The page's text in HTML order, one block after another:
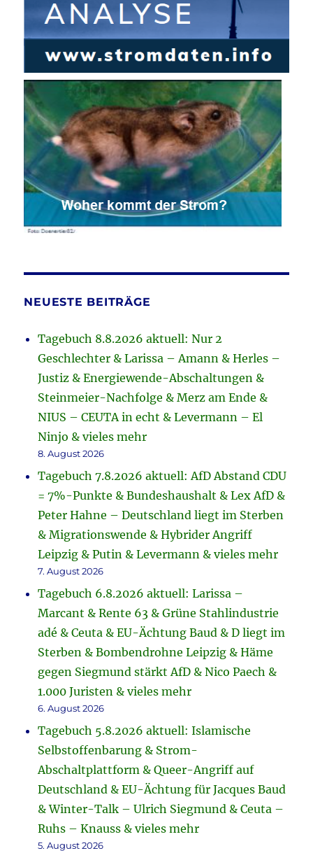
NEUESTE BEITRÄGE
Tagebuch 8.8.2026 aktuell: Nur 2
Geschlechter & Larissa – Amann & Herles –
Justiz & Energiewende-Abschaltungen &
Steinmeier-Nachfolge & Merz am Ende &
NIUS – CEUTA in echt & Levermann – El
Ninjo & vieles mehr
8. August 2026
Tagebuch 7.8.2026 aktuell: AfD Abstand CDU
= 7%-Punkte & Bundeshaushalt & Lex AfD &
Peter Hahne – Deutschland liegt im Sterben
& Migrationswende & Hybrider Angriff
Leipzig & Putin & Levermann & vieles mehr
7. August 2026
Tagebuch 6.8.2026 aktuell: Larissa –
Marcant & Rente 63 & Grüne Stahlindustrie
adé & Ceuta & EU-Ächtung Baud & D liegt im
Sterben & Bombendrohne Leipzig & Häme
gegen Siegmund stärkt AfD & Nico Paech &
1.000 Juristen & vieles mehr
6. August 2026
Tagebuch 5.8.2026 aktuell: Islamische
Selbstoffenbarung & Strom-
Abschaltplattform & Queer-Angriff auf
Deutschland & EU-Ächtung für Jacques Baud
& Winter-Talk – Ulrich Siegmund & Ceuta –
Ruhs – Knauss & vieles mehr
5. August 2026